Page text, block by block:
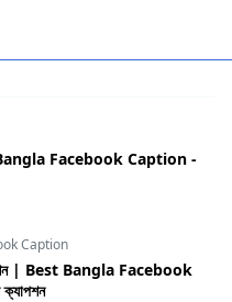
- Bangla Facebook Caption -
Caption
| Best Bangla Facebook